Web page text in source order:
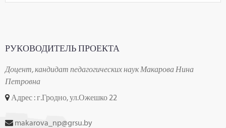
РУКОВОДИТЕЛЬ ПРОЕКТА
Доцент, кандидат педагогических наук Макарова Нина
Петровна
Адрес : г.Гродно, ул.Ожешко 22
makarova_np@grsu.by